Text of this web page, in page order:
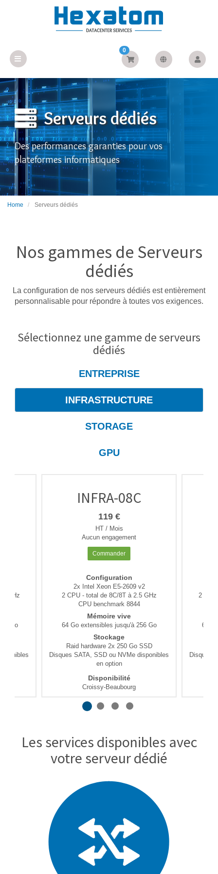
0
Serveurs dédiés
Des performances garanties pour vos
plateformes informatiques
Home Serveurs dédiés
Nos gammes de Serveurs
dédiés
La configuration de nos serveurs dédiés est entièrement
personnalisable pour répondre à toutes vos exigences.
Sélectionnez une gamme de serveurs
dédiés
ENTREPRISE
INFRASTRUCTURE
STORAGE
GPU
GHz
Go
INFRA-08C
119 €
HT / Mois
Aucun engagement
Commander
Configuration
2x Intel Xeon E5-2609 v2
2 CPU - total de 8C/8T à 2.5 GHz
CPU benchmark 8844
Mémoire vive
64 Go extensibles jusqu'à 256 Go
Stockage
Raid hardware 2x 250 Go SSD
Disques SATA, SSD ou NVMe disponibles
en option
Disponibilité
Croissy-Beaubourg
2
64
Disques
Les services disponibles avec
votre serveur dédié